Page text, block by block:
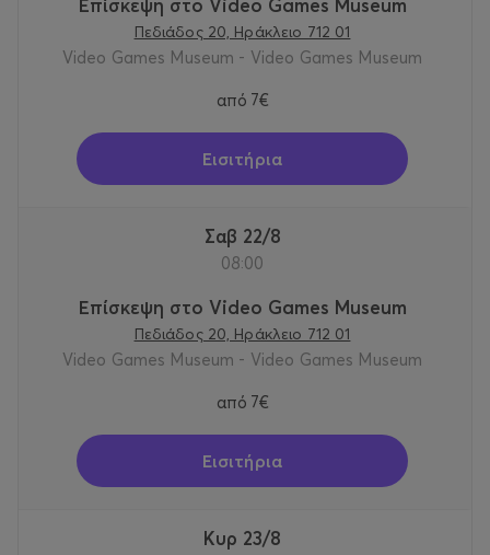
Επίσκεψη στο Video Games Museum
Πεδιάδος 20, Ηράκλειο 712 01
Video Games Museum - Video Games Museum
από 7€
Εισιτήρια
Σαβ 22/8
08:00
Επίσκεψη στο Video Games Museum
Πεδιάδος 20, Ηράκλειο 712 01
Video Games Museum - Video Games Museum
από 7€
Εισιτήρια
Κυρ 23/8